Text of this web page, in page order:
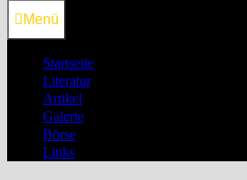
Menü
Startseite
Literatur
Artikel
Galerie
Börse
Links